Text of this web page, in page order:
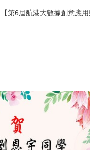
【第6屆航港大數據創意應